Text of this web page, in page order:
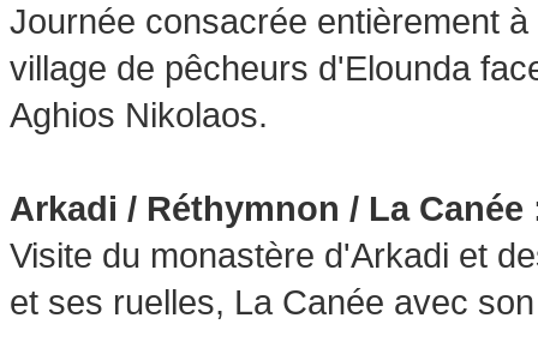
Journée consacrée entièrement
village de pêcheurs d'Elounda
Aghios Nikolaos.
Arkadi / Réthymnon / La
Visite du monastère d'Arkadi et
et ses ruelles, La Canée avec